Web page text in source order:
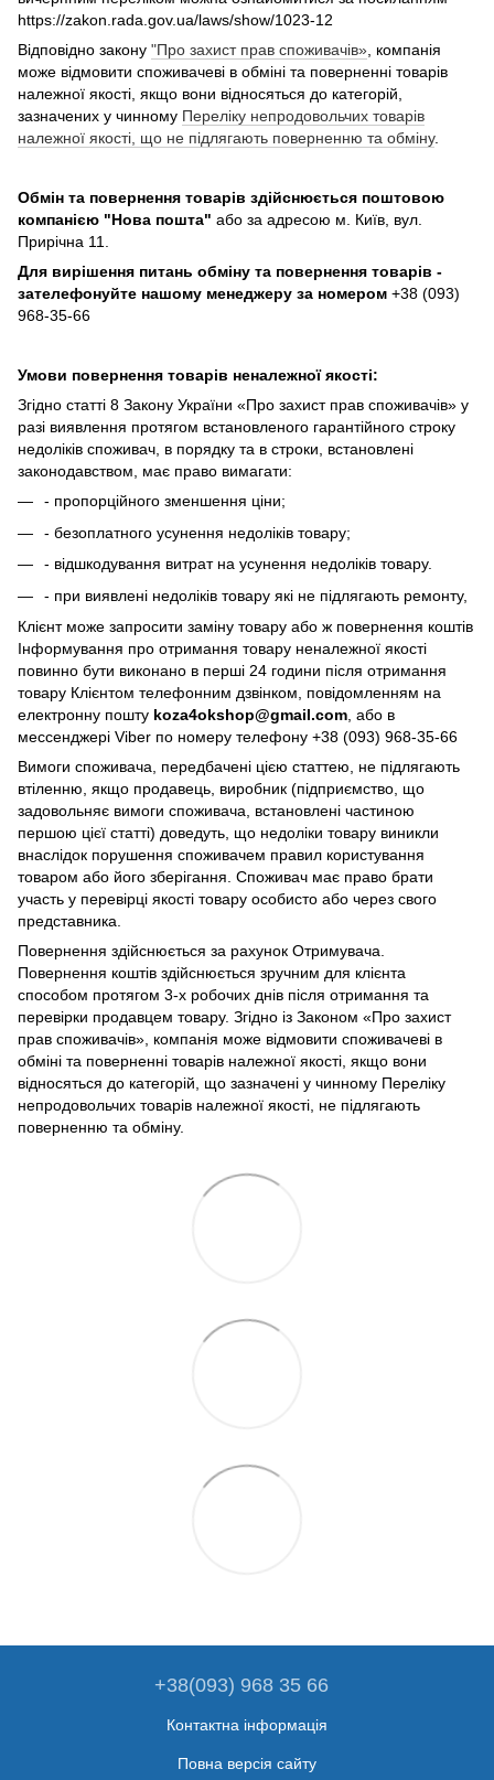
https://zakon.rada.gov.ua/laws/show/1023-12
Відповідно закону "Про захист прав споживачів», компанія
може відмовити споживачеві в обміні та поверненні товарів
належної якості, якщо вони відносяться до категорій,
зазначених у чинному Переліку непродовольчих товарів
належної якості, що не підлягають поверненню та обміну.
Обмін та повернення товарів здійснюється поштовою
компанією "Нова пошта" або за адресою м. Київ, вул.
Прирічна 11.
Для вирішення питань обміну та повернення товарів -
зателефонуйте нашому менеджеру за номером +38 (093)
968-35-66
Умови повернення товарів неналежної якості:
Згідно статті 8 Закону України «Про захист прав споживачів» у
разі виявлення протягом встановленого гарантійного строку
недоліків споживач, в порядку та в строки, встановлені
законодавством, має право вимагати:
- пропорційного зменшення ціни;
- безоплатного усунення недоліків товару;
- відшкодування витрат на усунення недоліків товару.
- при виявлені недоліків товару які не підлягають ремонту,
Клієнт може запросити заміну товару або ж повернення коштів
Інформування про отримання товару неналежної якості
повинно бути виконано в перші 24 години після отримання
товару Клієнтом телефонним дзвінком, повідомленням на
електронну пошту koza4okshop@gmail.com , або в
мессенджері Viber по номеру телефону +38 (093) 968-35-66
Вимоги споживача, передбачені цією статтею, не підлягають
втіленню, якщо продавець, виробник (підприємство, що
задовольняє вимоги споживача, встановлені частиною
першою цієї статті) доведуть, що недоліки товару виникли
внаслідок порушення споживачем правил користування
товаром або його зберігання. Споживач має право брати
участь у перевірці якості товару особисто або через свого
представника.
Повернення здійснюється за рахунок Отримувача.
Повернення коштів здійснюється зручним для клієнта
способом протягом 3-х робочих днів після отримання та
перевірки продавцем товару. Згідно із Законом «Про захист
прав споживачів», компанія може відмовити споживачеві в
обміні та поверненні товарів належної якості, якщо вони
відносяться до категорій, що зазначені у чинному Переліку
непродовольчих товарів належної якості, не підлягають
поверненню та обміну.
+38(093) 968 35 66
Контактна інформація
Повна версія сайту